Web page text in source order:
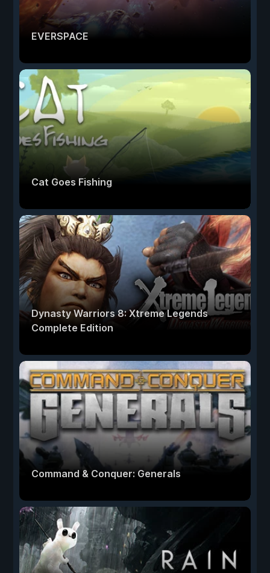
EVERSPACE
Cat Goes Fishing
Dynasty Warriors 8: Xtreme Legends
Complete Edition
Command & Conquer: Generals